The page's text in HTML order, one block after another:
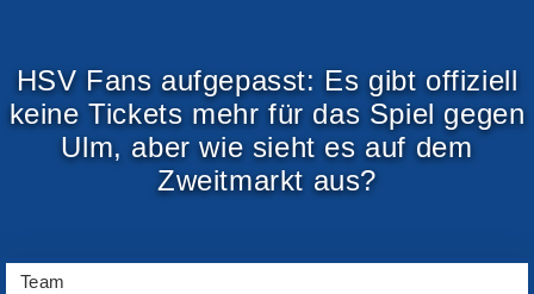
HSV Fans aufgepasst: Es gibt offiziell
keine Tickets mehr für das Spiel gegen
Ulm, aber wie sieht es auf dem
Zweitmarkt aus?
Team